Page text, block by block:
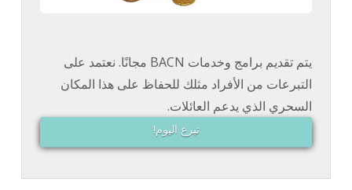
يتم تقديم برامج وخدمات BACN مجانًا. نعتمد على
التبرعات من الأفراد مثلك للحفاظ على هذا المكان
السحري الذي يدعم العائلات.
تبرع اليوم!